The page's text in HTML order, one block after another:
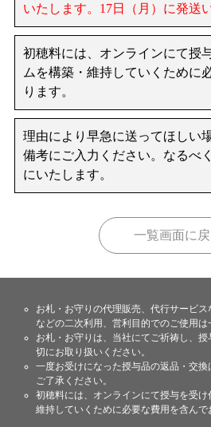
いたします。17日（月）に発送
初穂料には、オンラインにて授
ムを構築・維持していくために
ります。
理由により早急に送ってほしい
備考にご入力ください。なるべ
にいたします。
一覧画面に
お札・お守りの代理販売、代行サービ
などの二次利用、営利目的でのご使用は
お札・お守りは、当社にてご祈祷し、
切にお取り扱いください。
一度お受けになった授与品の返品・交
ご了承ください。
初穂料には、オンラインにて授与を受け
維持していくために必要な費用を含んで